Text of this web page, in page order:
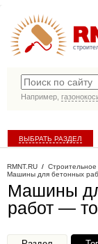
Например,
ВЫБРАТЬ РАЗДЕЛ
RMNT.RU / Строительное
Машины для бетонных
Машины
работ —